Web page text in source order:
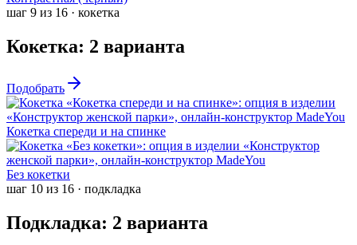
шаг 9 из 16 · кокетка
Кокетка: 2 варианта
Подобрать
Кокетка спереди и на спинке
Без кокетки
шаг 10 из 16 · подкладка
Подкладка: 2 варианта